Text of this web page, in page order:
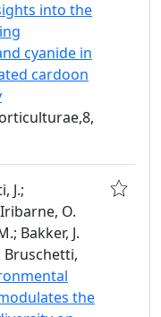
into the
cyanide in
cardoon
J.;
O.
Bakker, J.
Bruschetti,
the